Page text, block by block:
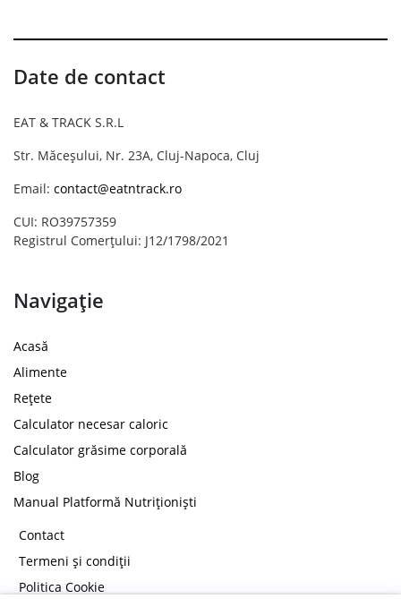
Date de contact
EAT & TRACK S.R.L
Str. Măceșului, Nr. 23A, Cluj-Napoca, Cluj
Email: contact@eatntrack.ro
CUI: RO39757359
Registrul Comerțului: J12/1798/2021
Navigație
Acasă
Alimente
Rețete
Calculator necesar caloric
Calculator grăsime corporală
Blog
Manual Platformă Nutriționiști
Contact
Termeni și condiții
Politica Cookie